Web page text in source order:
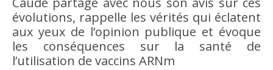
évolutions, rappelle les vérités qui éclatent
aux yeux de l’opinion publique et évoque
les conséquences sur la santé de
l’utilisation de vaccins ARNm